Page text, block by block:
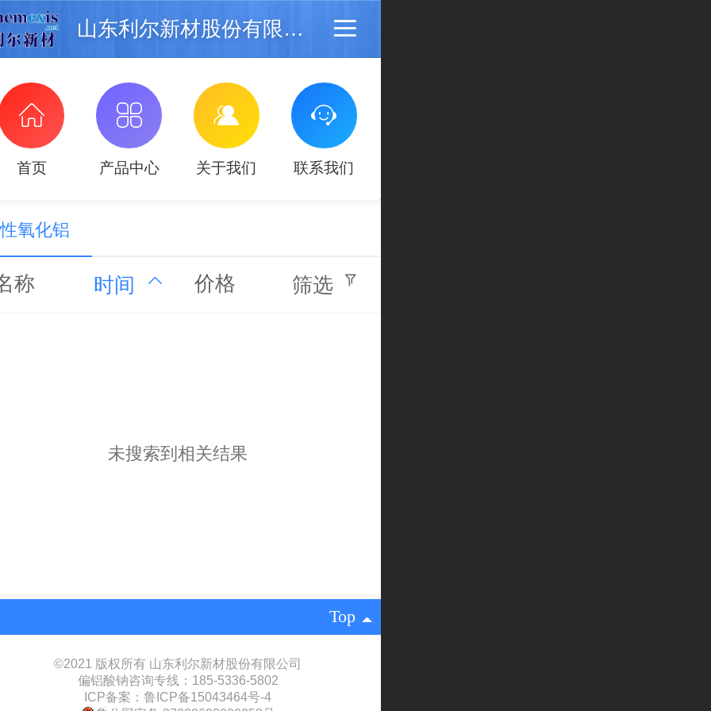
山东利尔新材股份有限公司
首页 产品中心 关于我们 联系我们
氧化铝
称 时间 价格 筛选
未搜索到相关结果
Top
©2021 版权所有 山东利尔新材股份有限公司
偏铝酸钠咨询专线：185-5336-5802
ICP备案： 鲁ICP备15043464号-‍4‍